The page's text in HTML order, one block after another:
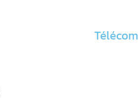
Télécom